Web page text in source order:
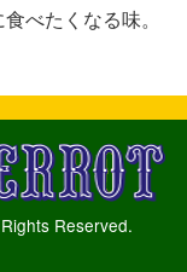
べたくなる味。
Reserved.